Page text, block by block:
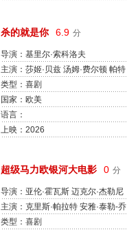
杀的就是你 6.9 分
导演：基里尔·索科洛夫
主演：莎姬·贝兹 汤姆·费尔顿 帕特
丽夏·阿奎特 海瑟·格拉汉姆 米哈拉
·赫罗德 佩特逊·约瑟夫 阿曼多·里
维拉 达伦-迈耶 克里斯·范·伦斯堡
盖布·加布里埃尔 梅根·亚历山大
类型：喜剧
国家：欧美
语言：
上映：2026
超级马力欧银河大电影 0 分
导演：亚伦·霍瓦斯 迈克尔·杰勒尼
克
主演：克里斯·帕拉特 安雅·泰勒-乔
伊 查理·戴 杰克·布莱克 布丽·拉尔
类型：喜剧